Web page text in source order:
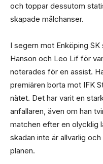
och toppar dessutom
skapade målchanser.
I segern mot Enköping
Hanson och Leo Lif för
noterades för en assist.
premiären borta mot IFK
nätet. Det har varit en
anfallaren, även om han
matchen efter en olycklig
skadan inte är allvarlig
planen.